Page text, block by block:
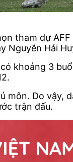
tham dự
Nguyễn Hải
khoảng 3
môn. Do vậy,
trận đấu.